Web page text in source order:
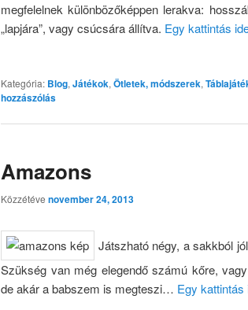
megfelelnek különbözőképpen lerakva:
„lapjára”, vagy csúcsára állítva. Egy kattintás
Kategória: Blog, Játékok, Ötletek, módszerek,
hozzászólás
Amazons
Közzétéve november 24, 2013
Játszható négy, a sakkból
Szükség van még elegendő számú kőre,
de akár a babszem is megteszi… Egy